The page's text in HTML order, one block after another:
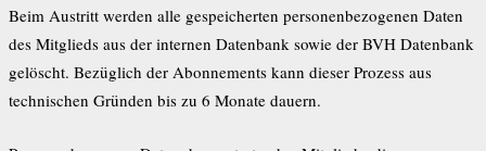
Beim Austritt werden alle gespeicherten personenbezogenen Daten
des Mitglieds aus der internen Datenbank sowie der BVH Datenbank
gelöscht. Bezüglich der Abonnements kann dieser Prozess aus
technischen Gründen bis zu 6 Monate dauern.